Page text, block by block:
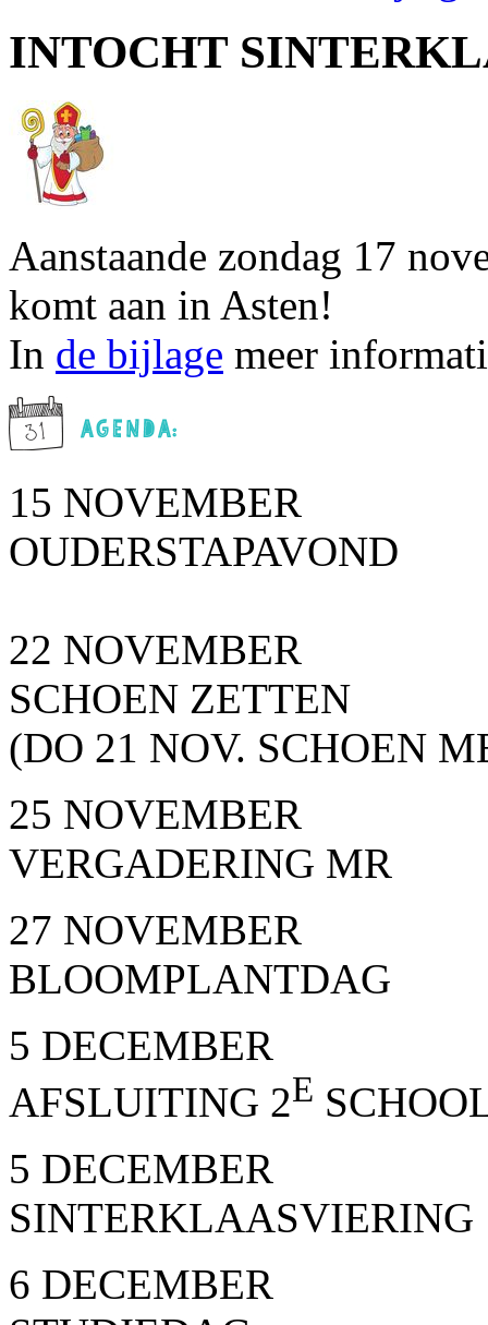
INTOCHT
Aanstaande zondag 17
komt aan in Asten!
In de bijlage meer
15 NOVEMBER
OUDERSTAPAVOND
22 NOVEMBER
SCHOEN ZETTEN
(DO 21 NOV. SCHOEN
25 NOVEMBER
VERGADERING MR
27 NOVEMBER
BLOOMPLANTDAG
5 DECEMBER
AFSLUITING 2E
5 DECEMBER
SINTERKLAASVIERING
6 DECEMBER